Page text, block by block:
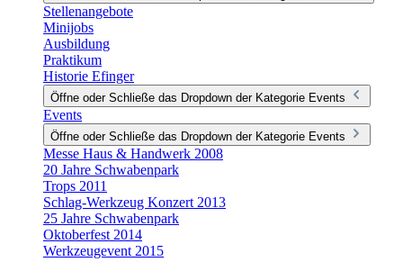
Stellenangebote
Minijobs
Ausbildung
Praktikum
Historie Efinger
Öffne oder Schließe das Dropdown der Kategorie Events
Events
Öffne oder Schließe das Dropdown der Kategorie Events
Messe Haus & Handwerk 2008
20 Jahre Schwabenpark
Trops 2011
Schlag-Werkzeug Konzert 2013
25 Jahre Schwabenpark
Oktoberfest 2014
Werkzeugevent 2015